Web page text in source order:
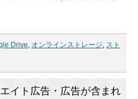
Drive, オンラインストレージ, スト
イト広告・広告が含まれ